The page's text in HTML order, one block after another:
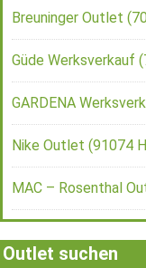
Breuninger Outlet
Güde Werksverkauf
GARDENA
Nike Outlet (91074
MAC – Rosenthal
Outlet suchen